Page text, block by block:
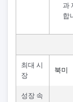
과
합
최대 시
장
북미
성장 속